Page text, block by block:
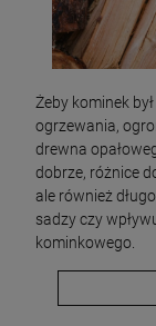
Żeby kominek
ogrzewania,
drewna
dobrze, różnice
ale również
sadzy czy
kominkowego.